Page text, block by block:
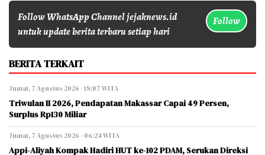
Follow WhatsApp Channel jejaknews.id
untuk update berita terbaru setiap hari
Follow
BERITA TERKAIT
Jumat, 7 Agustus 2026 - 18:07 WITA
Triwulan II 2026, Pendapatan Makassar Capai 49 Persen,
Surplus Rp130 Miliar
Jumat, 7 Agustus 2026 - 06:24 WITA
Appi-Aliyah Kompak Hadiri HUT ke-102 PDAM, Serukan Direksi